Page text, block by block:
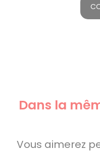
Dans la
Vous aimerez